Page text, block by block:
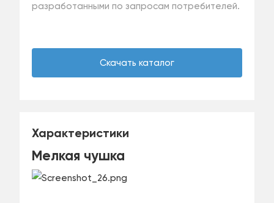
разработанными по запросам потребителей.
Скачать каталог
Характеристики
Мелкая чушка